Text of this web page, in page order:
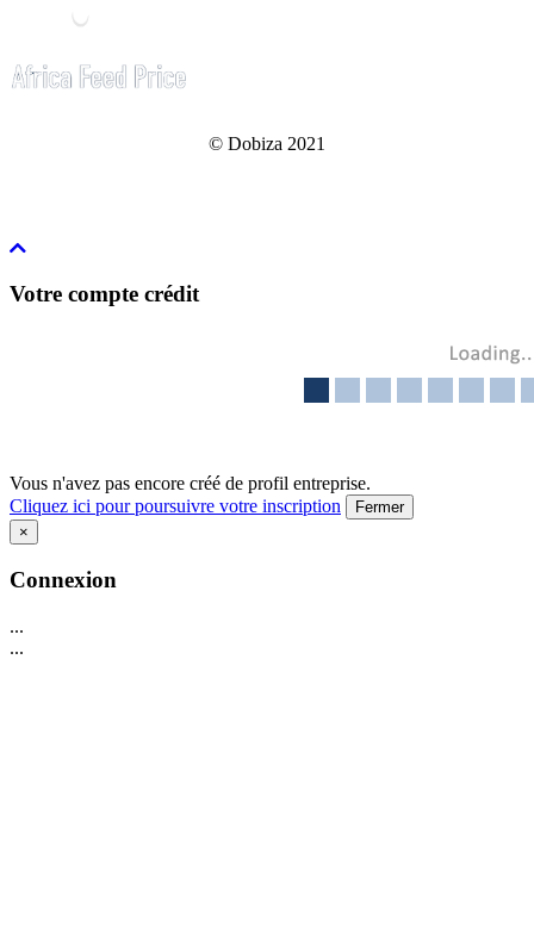
© Dobiza 2021
Votre compte crédit
Vous n'avez pas encore créé de profil entreprise.
Cliquez ici pour poursuivre votre inscription
Fermer
×
Connexion
...
...